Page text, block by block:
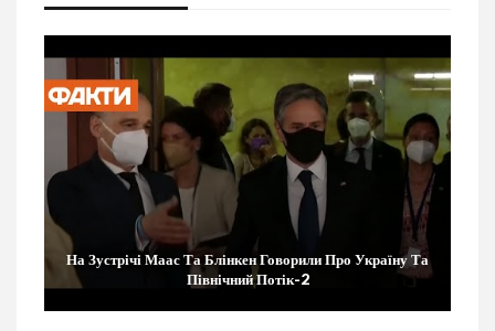
На Зустрічі Маас Та Блінкен Говорили Про Україну Та
Північний Потік-2